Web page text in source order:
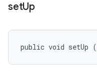
setUp
public void setUp (